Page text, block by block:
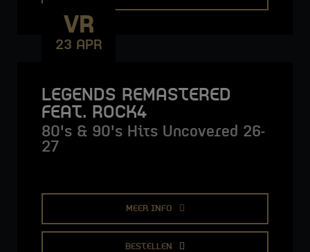
VR
23 APR
LEGENDS REMASTERED
FEAT. ROCK4
80's & 90's Hits Uncovered 26-
27
MEER INFO
BESTELLEN